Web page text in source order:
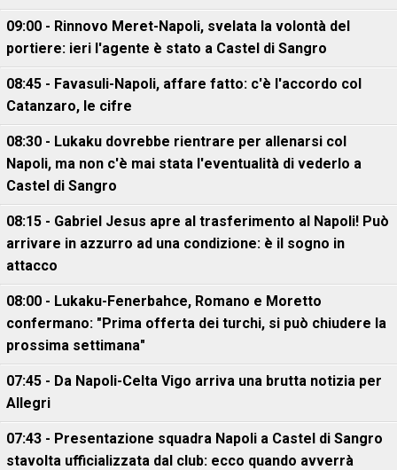
09:00 - Rinnovo Meret-Napoli, svelata la volontà del
portiere: ieri l'agente è stato a Castel di Sangro
08:45 - Favasuli-Napoli, affare fatto: c'è l'accordo col
Catanzaro, le cifre
08:30 - Lukaku dovrebbe rientrare per allenarsi col
Napoli, ma non c'è mai stata l'eventualità di vederlo a
Castel di Sangro
08:15 - Gabriel Jesus apre al trasferimento al Napoli! Può
arrivare in azzurro ad una condizione: è il sogno in
attacco
08:00 - Lukaku-Fenerbahce, Romano e Moretto
confermano: "Prima offerta dei turchi, si può chiudere la
prossima settimana"
07:45 - Da Napoli-Celta Vigo arriva una brutta notizia per
Allegri
07:43 - Presentazione squadra Napoli a Castel di Sangro
stavolta ufficializzata dal club: ecco quando avverrà